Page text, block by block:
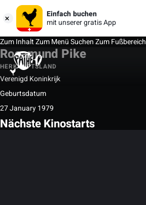
Einfach buchen
mit unserer gratis App
Zum InhaltZum MenüSuchenZum Fußbereich
Rosamund Pike
HERKUNFTSLAND
Verenigd Koninkrijk
Geburtsdatum
27 January 1979
Nächste Kinostarts